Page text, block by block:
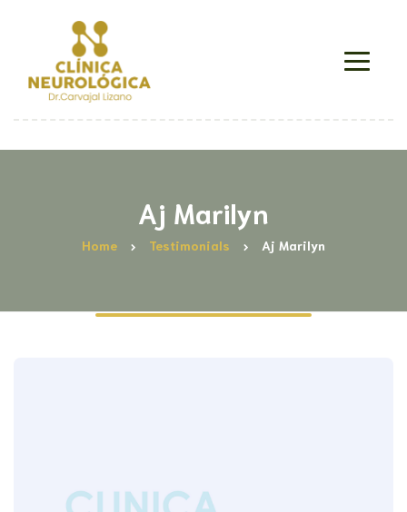
Aj Marilyn
Home Testimonials Aj Marilyn